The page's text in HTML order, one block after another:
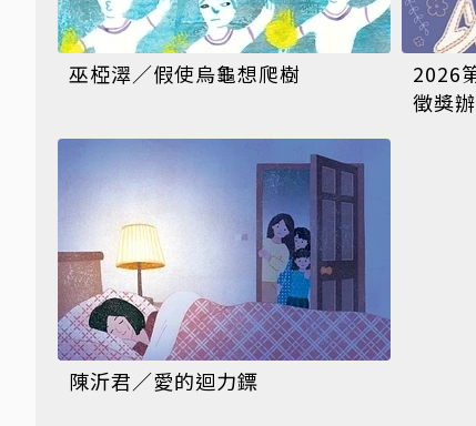
巫椏濢／假使烏龜想爬樹
2026
徵獎
陳沂君／愛的迴力鏢